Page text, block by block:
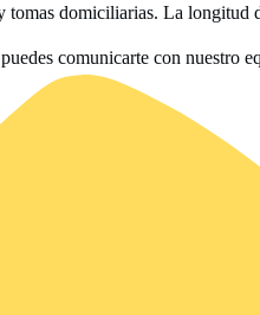
tomas domiciliarias. La longitud
puedes comunicarte con nuestro